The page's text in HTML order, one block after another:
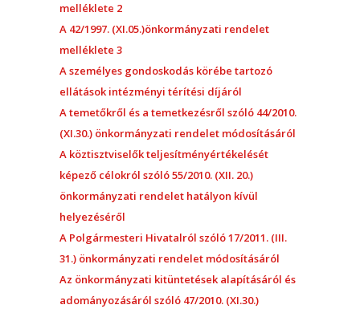
melléklete 2
A 42/1997. (XI.05.)önkormányzati rendelet
melléklete 3
A személyes gondoskodás körébe tartozó
ellátások intézményi térítési díjáról
A temetőkről és a temetkezésről szóló 44/2010.
(XI.30.) önkormányzati rendelet módosításáról
A köztisztviselők teljesítményértékelését
képező célokról szóló 55/2010. (XII. 20.)
önkormányzati rendelet hatályon kívül
helyezéséről
A Polgármesteri Hivatalról szóló 17/2011. (III.
31.) önkormányzati rendelet módosításáról
Az önkormányzati kitüntetések alapításáról és
adományozásáról szóló 47/2010. (XI.30.)